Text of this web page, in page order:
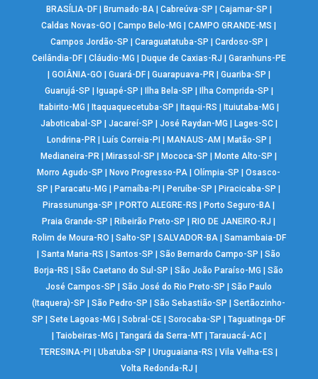
BRASÍLIA-DF| Brumado-BA| Cabreúva-SP Cajamar-SP
Caldas Novas-GO
|Campo Belo-MG |CAMPO GRANDE-MS
Campos Jordão-SP
Caraguatatuba-SP Cardoso-SP
Ceilândia-DF| Cláudio-MG Duque de Caxias-RJ
Garanhuns-PE
GOIÂNIA-GO Guará-DF| Guarapuava-PR| Guariba-SP
Guarujá-SP
Iguapé-SP Ilha Bela-SP Ilha Comprida-SP
Itabirito-MG
Itaquaquecetuba-SP Itaqui-RS Ituiutaba-MG
Jaboticabal-SP
Jacareí-SP José Raydan-MG Lages-SC|
Londrina-PR| Luís Correia-PI MANAUS-AM Matão-SP
Medianeira-PR
Mirassol-SP Mococa-SP Monte Alto-SP
Morro Agudo-SP
Novo Progresso-PA |Olímpia-SP |Osasco-
SP
Paracatu-MG Parnaíba-PI Peruíbe-SP Piracicaba-SP
Pirassununga-SP
PORTO ALEGRE-RS Porto Seguro-BA
Praia Grande-SP
Ribeirão Preto-SP RIO DE JANEIRO-RJ
Rolim de Moura-RO
Salto-SP SALVADOR-BA| Samambaia-DF
|Santa Maria-RS |Santos-SP |São Bernardo Campo-SP |São
Borja-RS
|São Caetano do Sul-SP |São João Paraíso-MG |São
José Campos-SP
|São José do Rio Preto-SP |São Paulo
(Itaquera)-SP
|São Pedro-SP |São Sebastião-SP |Sertãozinho-
SP
|Sete Lagoas-MG |Sobral-CE |Sorocaba-SP |Taguatinga-DF
Taiobeiras-MG Tangará da Serra-MT| Tarauacá-AC|
TERESINA-PI
|Ubatuba-SP |Uruguaiana-RS |Vila Velha-ES
Volta Redonda-RJ